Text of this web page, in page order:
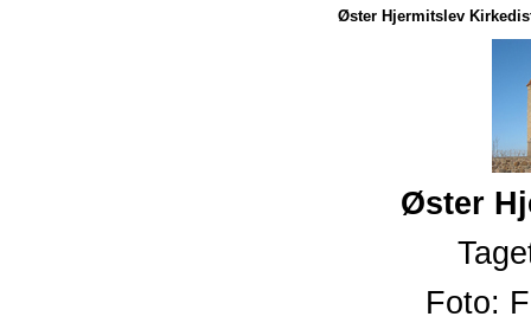
Øster Hjermitslev
Øster
Foto: